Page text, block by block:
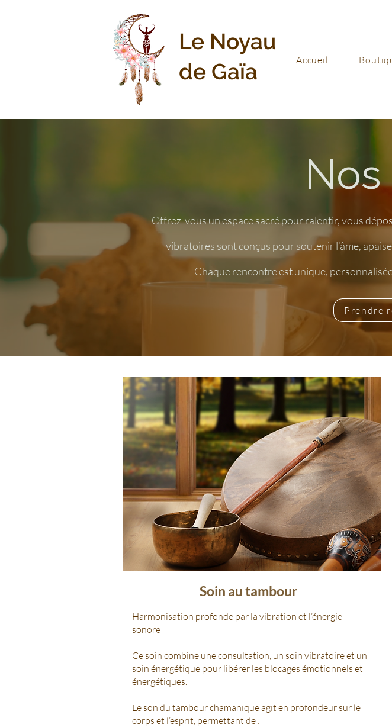
Le Noyau
de Gaïa
Accueil
Offrez-vous un espace sacré pour ralentir, vous
vibratoires sont conçus pour soutenir l’âme,
Chaque rencontre est unique,
Prendre
Soin au tambour
Harmonisation profonde par la vibration et l’énergie
sonore
Ce soin combine une consultation, un soin vibratoire et un
soin énergétique pour libérer les blocages émotionnels et
énergétiques.
Le son du tambour chamanique agit en profondeur sur le
corps et l’esprit, permettant de :